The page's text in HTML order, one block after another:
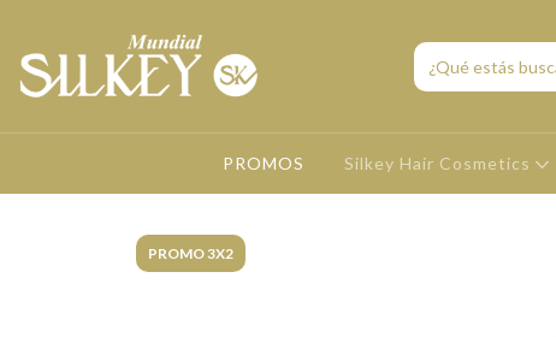
PROMOS Silkey Hair Cosmetics
PROMO 3X2